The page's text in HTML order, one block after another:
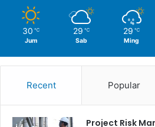
30 ℃
Jum
29 ℃
Sab
29 ℃
Ming
Recent Popular
Project Risk